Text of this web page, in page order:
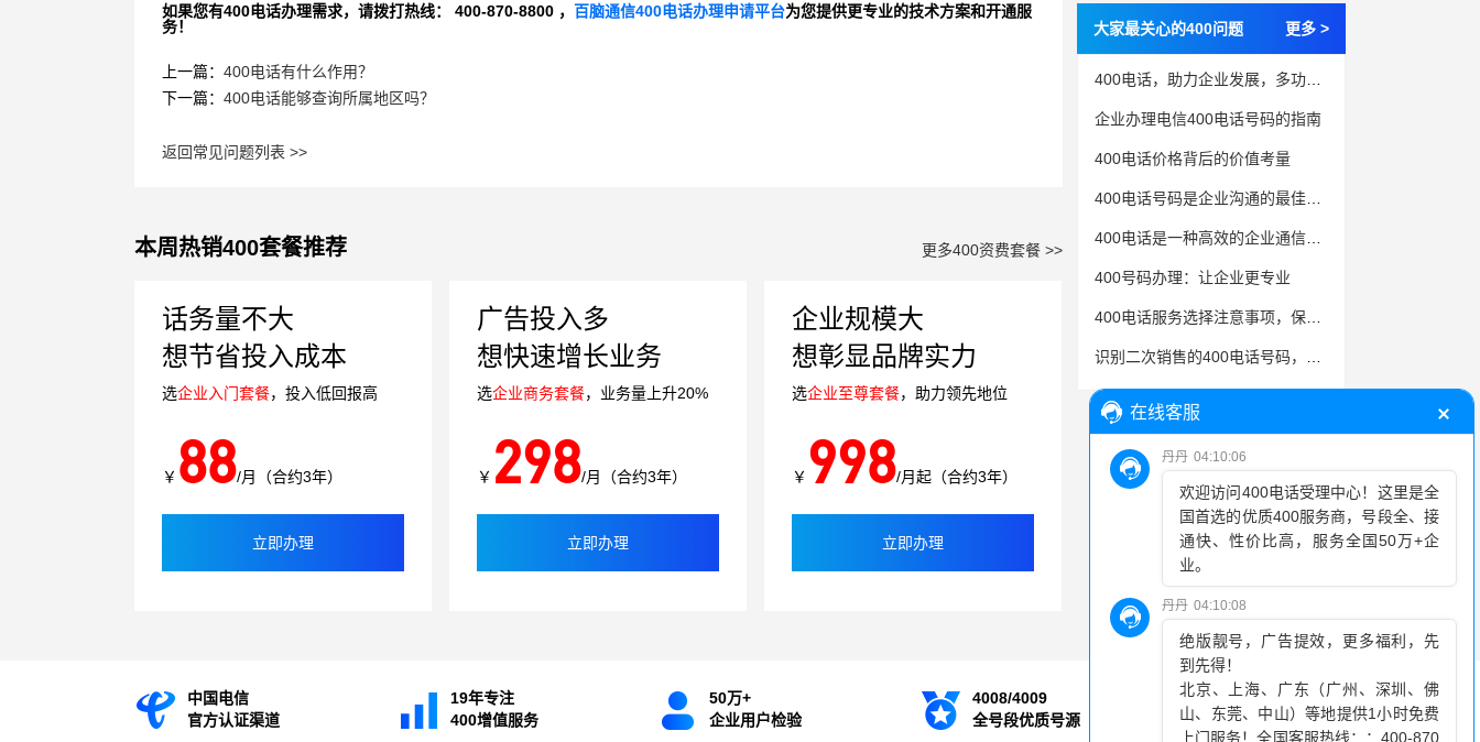
如果您有400电话办理需求，请拨打热线： 400-870-8800 ， 百脑通信400电话办理申请平台为您提供更专业的技术方案和开通服
务！
上一篇： 400电话有什么作用？
下一篇： 400电话能够查询所属地区吗？
返回常见问题列表 >>
本周热销400套餐推荐 更多400资费套餐 >>
话务量不大
想节省投入成本
选企业入门套餐，投入低回报高
￥ 88/月（合约3年）
立即办理
广告投入多
想快速增长业务
选企业商务套餐，业务量上升20%
￥ 298/月（合约3年）
立即办理
企业规模大
想彰显品牌实力
选企业至尊套餐，助力领先地位
￥ 998/月起（合约3年）
立即办理
大家最关心的400问题 更多 >
企业办理电信400电话号码的指南
400电话价格背后的价值考量
400号码办理：让企业更专业
中国电信
官方认证渠道
19年专注
400增值服务
50万+
企业用户检验
4008/4009
全号段优质号源
7*24小时
售后服务保障